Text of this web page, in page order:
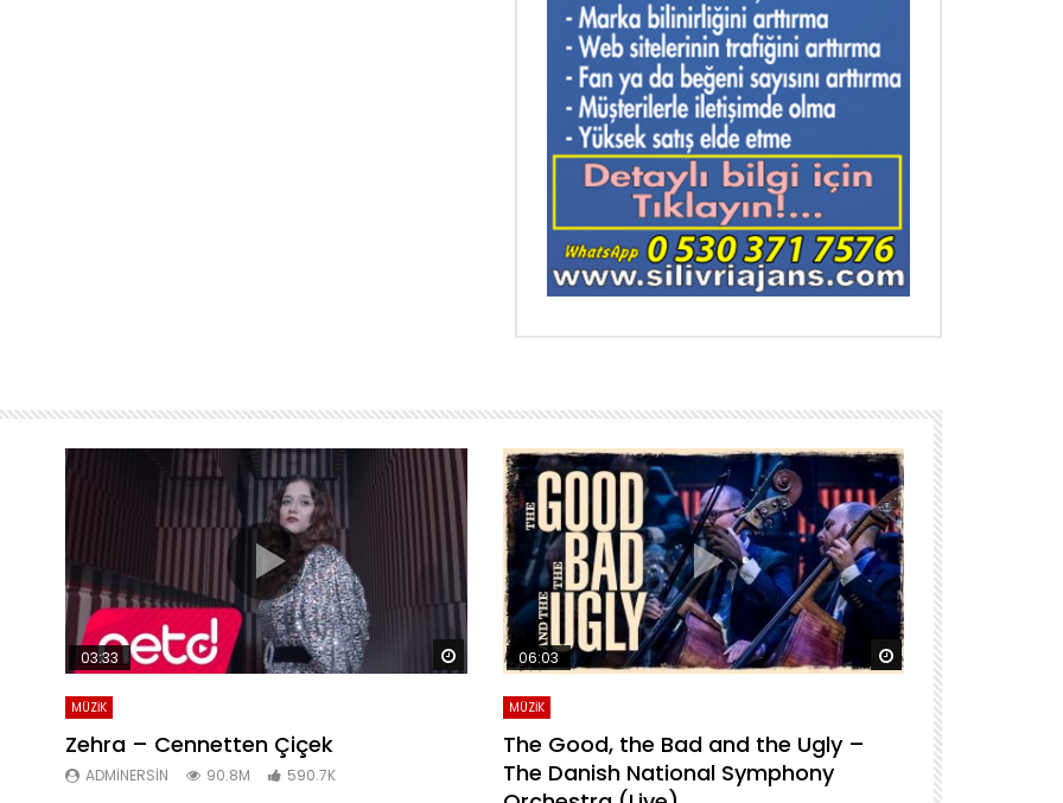
Daha sonra izle Daha sonra izle
03:33
MÜZİK
Zehra – Cennetten Çiçek
ADMINERSIN 90.8M 590.7K
Daha sonra izle
06:03
MÜZİK
The Good, the Bad and the Ugly –
The Danish National Symphony
For A Few
National